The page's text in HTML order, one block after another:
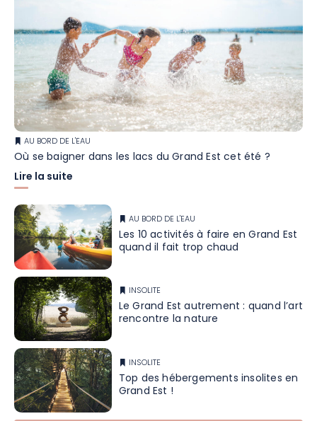
AU BORD DE L'EAU
Où se baigner dans les lacs du Grand Est cet été ?
Lire la suite
AU BORD DE L'EAU
Les 10 activités à faire en Grand Est
quand il fait trop chaud
INSOLITE
Le Grand Est autrement : quand l’art
rencontre la nature
INSOLITE
Top des hébergements insolites en
Grand Est !